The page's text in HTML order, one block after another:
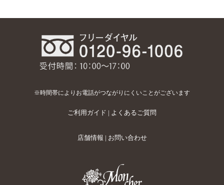
※時間帯によりお電話がつながりにくいことがございます
ご利用ガイド | よくあるご質問
店舗情報 | お問い合わせ